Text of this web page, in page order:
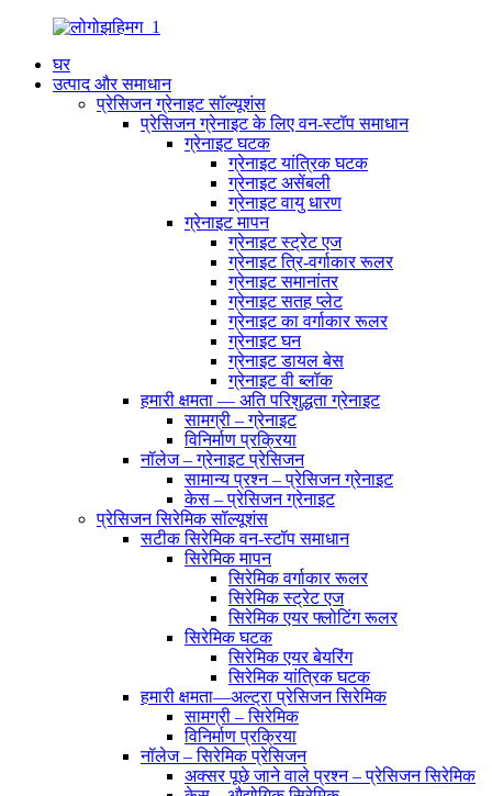
घर
उत्पाद और समाधान
प्रेसिजन ग्रेनाइट सॉल्यूशंस
प्रेसिजन ग्रेनाइट के लिए वन-स्टॉप समाधान
ग्रेनाइट घटक
ग्रेनाइट यांत्रिक घटक
ग्रेनाइट असेंबली
ग्रेनाइट वायु धारण
ग्रेनाइट मापन
ग्रेनाइट स्ट्रेट एज
ग्रेनाइट त्रि-वर्गाकार रूलर
ग्रेनाइट समानांतर
ग्रेनाइट सतह प्लेट
ग्रेनाइट का वर्गाकार रूलर
ग्रेनाइट घन
ग्रेनाइट डायल बेस
ग्रेनाइट वी ब्लॉक
हमारी क्षमता — अति परिशुद्धता ग्रेनाइट
सामग्री – ग्रेनाइट
विनिर्माण प्रक्रिया
नॉलेज – ग्रेनाइट प्रेसिजन
सामान्य प्रश्न – प्रेसिजन ग्रेनाइट
केस – प्रेसिजन ग्रेनाइट
प्रेसिजन सिरेमिक सॉल्यूशंस
सटीक सिरेमिक वन-स्टॉप समाधान
सिरेमिक मापन
सिरेमिक वर्गाकार रूलर
सिरेमिक स्ट्रेट एज
सिरेमिक एयर फ्लोटिंग रूलर
सिरेमिक घटक
सिरेमिक एयर बेयरिंग
सिरेमिक यांत्रिक घटक
हमारी क्षमता—अल्ट्रा प्रेसिजन सिरेमिक
सामग्री – सिरेमिक
विनिर्माण प्रक्रिया
नॉलेज – सिरेमिक प्रेसिजन
अक्सर पूछे जाने वाले प्रश्न – प्रेसिजन सिरेमिक